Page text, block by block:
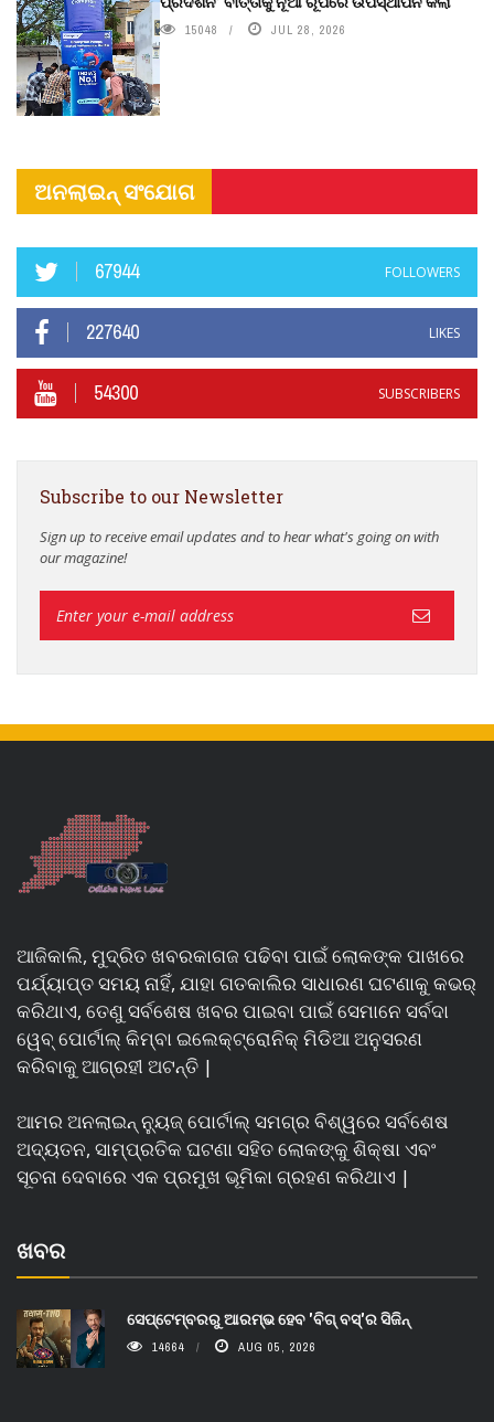
15048 JUL 28, 2026
ଅନଲାଇନ୍ ସଂଯୋଗ
67944 FOLLOWERS
227640 LIKES
54300 SUBSCRIBERS
Subscribe to our Newsletter
Sign up to receive email updates and to hear what's going on with
our magazine!
ଆଜିକାଲି, ମୁଦ୍ରିତ ଖବରକାଗଜ ପଢିବା ପାଇଁ ଲୋକଙ୍କ ପାଖରେ
ପର୍ଯ୍ୟାପ୍ତ ସମୟ ନାହିଁ, ଯାହା ଗତକାଲିର ସାଧାରଣ ଘଟଣାକୁ କଭର୍
କରିଥାଏ, ତେଣୁ ସର୍ବଶେଷ ଖବର ପାଇବା ପାଇଁ ସେମାନେ ସର୍ବଦା
ୱେବ୍ ପୋର୍ଟାଲ୍ କିମ୍ବା ଇଲେକ୍ଟ୍ରୋନିକ୍ ମିଡିଆ ଅନୁସରଣ
କରିବାକୁ ଆଗ୍ରହୀ ଅଟନ୍ତି |
ଆମର ଅନଲାଇନ୍ ନ୍ୟୁଜ୍ ପୋର୍ଟାଲ୍ ସମଗ୍ର ବିଶ୍ୱରେ ସର୍ବଶେଷ
ଅଦ୍ୟତନ, ସାମ୍ପ୍ରତିକ ଘଟଣା ସହିତ ଲୋକଙ୍କୁ ଶିକ୍ଷା ଏବଂ
ସୂଚନା ଦେବାରେ ଏକ ପ୍ରମୁଖ ଭୂମିକା ଗ୍ରହଣ କରିଥାଏ |
ଖବର
ସେପ୍ଟେମ୍ବରରୁ ଆରମ୍ଭ ହେବ 'ବିଗ୍ ବସ୍'ର ସିଜିନ୍
14664 AUG 05, 2026